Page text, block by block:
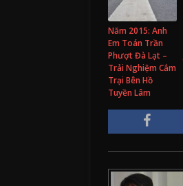
Năm 2015: Anh
Em Toán Trần
Phượt Đà Lạt –
Trải Nghiệm Cắm
Trại Bên Hồ
Tuyền Lâm